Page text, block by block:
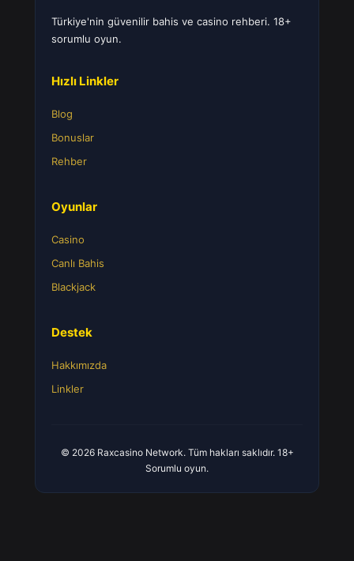
Türkiye'nin güvenilir bahis ve casino rehberi. 18+
sorumlu oyun.
Hızlı Linkler
Blog
Bonuslar
Rehber
Oyunlar
Casino
Canlı Bahis
Blackjack
Destek
Hakkımızda
Linkler
© 2026 Raxcasino Network. Tüm hakları saklıdır. 18+
Sorumlu oyun.